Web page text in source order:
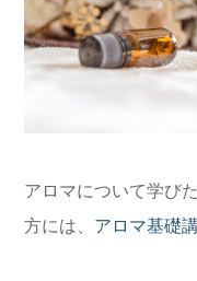
アロマについて学び
方には、 アロマ基礎